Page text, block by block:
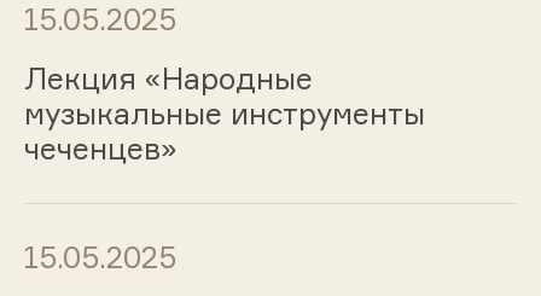
15.05.2025
Лекция «Народные
музыкальные инструменты
чеченцев»
15.05.2025